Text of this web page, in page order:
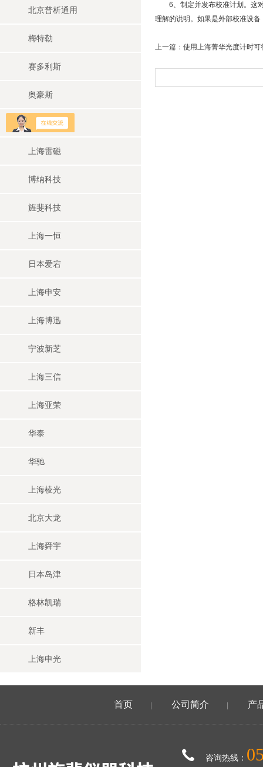
北京普析通用
梅特勒
赛多利斯
奥豪斯
上海华睿
上海雷磁
博纳科技
旌斐科技
上海一恒
日本爱宕
上海申安
上海博迅
宁波新芝
上海三信
上海亚荣
华泰
华驰
上海棱光
北京大龙
上海舜宇
日本岛津
格林凯瑞
新丰
上海申光
6、制定并发布校准计划。这对
理解的说明。如果是外部校准设
上一篇： 使用上海菁华光度计时可
首页 公司简介 产
咨询热线：